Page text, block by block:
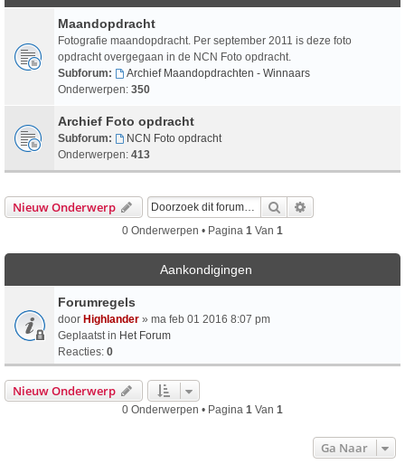
Maandopdracht
Fotografie maandopdracht. Per september 2011 is deze foto
opdracht overgegaan in de NCN Foto opdracht.
Subforum:
Archief Maandopdrachten - Winnaars
Onderwerpen: 350
Archief Foto opdracht
Subforum:
NCN Foto opdracht
Onderwerpen: 413
Nieuw Onderwerp Zoek
0 Onderwerpen • Pagina 1 Van 1
Aankondigingen
Forumregels
door Highlander » ma feb 01 2016 8:07 pm
Geplaatst in Het Forum
Reacties: 0
Nieuw Onderwerp
0 Onderwerpen • Pagina 1 Van 1
Ga Naar